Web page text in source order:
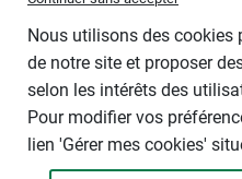
Nous utilisons des cookies
de notre site et proposer
selon les intérêts des
Pour modifier vos
lien 'Gérer mes cookies'